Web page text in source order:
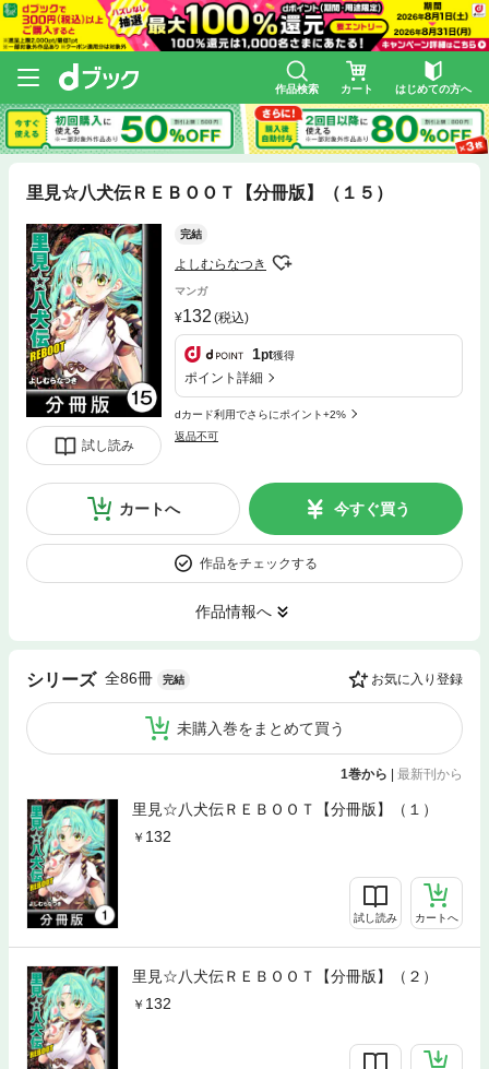
作品検索 カート はじめての方へ
里見☆八犬伝ＲＥＢＯＯＴ【分冊版】（１５）
試し読み
完結
よしむらなつき
マンガ
132 (税込)
1pt獲得
ポイント詳細
dカード利用でさらにポイント+2%
返品不可
カートへ 今すぐ買う
作品をチェックする
作品情報へ
シリーズ 全86冊 完結 お気に入り登録
未購入巻をまとめて買う
1巻から | 最新刊から
里見☆八犬伝ＲＥＢＯＯＴ【分冊版】（１）
132
試し読み カートへ
里見☆八犬伝ＲＥＢＯＯＴ【分冊版】（２）
132